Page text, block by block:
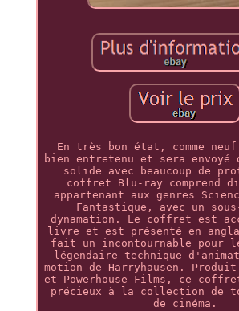
En très bon état, comme
bien entretenu et sera envoyé
solide avec beaucoup de
coffret Blu-ray comprend
appartenant aux genres
Fantastique, avec un
dynamation. Le coffret est
livre et est présenté en
fait un incontournable pour
légendaire technique
motion de Harryhausen.
et Powerhouse Films, ce
précieux à la collection de
de cinéma.